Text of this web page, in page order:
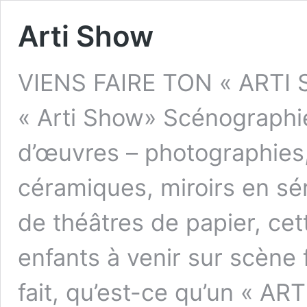
Arti Show
VIENS FAIRE TON «
« Arti Show»
d’œuvres –
céramiques, miroirs en
de théâtres de papier,
enfants à venir sur scène
fait, qu’est-ce qu’un «